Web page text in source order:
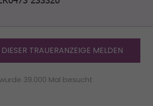
TRAUERANZEIGE MELDEN
39.000 Mal besucht